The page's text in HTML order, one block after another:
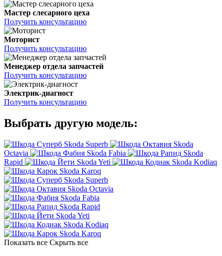
Мастер слесарного цеха
Получить консультацию
Моторист
Получить консультацию
Менеджер отдела запчастей
Получить консультацию
Электрик-диагност
Получить консультацию
Выбрать другую модель:
Skoda Superb
Skoda
Octavia
Skoda Fabia
Skoda
Rapid
Skoda Yeti
Skoda Kodiaq
Skoda Karoq
Skoda Superb
Skoda Octavia
Skoda Fabia
Skoda Rapid
Skoda Yeti
Skoda Kodiaq
Skoda Karoq
Показать все Скрыть все